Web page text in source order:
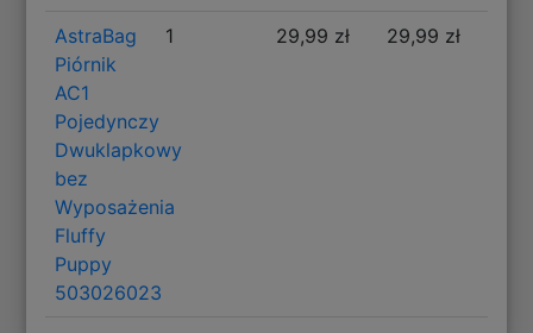
AstraBag
Piórnik
AC1
Pojedynczy
Dwuklapkowy
bez
Wyposażenia
Fluffy
Puppy
503026023
1 29,99 zł 29,99 zł